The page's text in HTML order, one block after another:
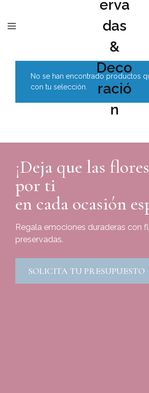
No se han encontrado productos
con tu selección.
¡Deja que las
por ti
en cada ocasión
Regala emociones duraderas con
preservadas.
SOLICITA TU PRESUPUESTO